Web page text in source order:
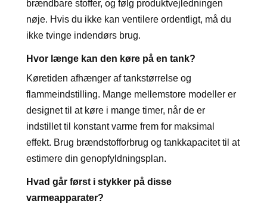
brændbare stoffer, og følg produktvejledningen
nøje. Hvis du ikke kan ventilere ordentligt, må du
ikke tvinge indendørs brug.
Hvor længe kan den køre på en tank?
Køretiden afhænger af tankstørrelse og
flammeindstilling. Mange mellemstore modeller er
designet til at køre i mange timer, når de er
indstillet til konstant varme frem for maksimal
effekt. Brug brændstofforbrug og tankkapacitet til at
estimere din genopfyldningsplan.
Hvad går først i stykker på disse
varmeapparater?